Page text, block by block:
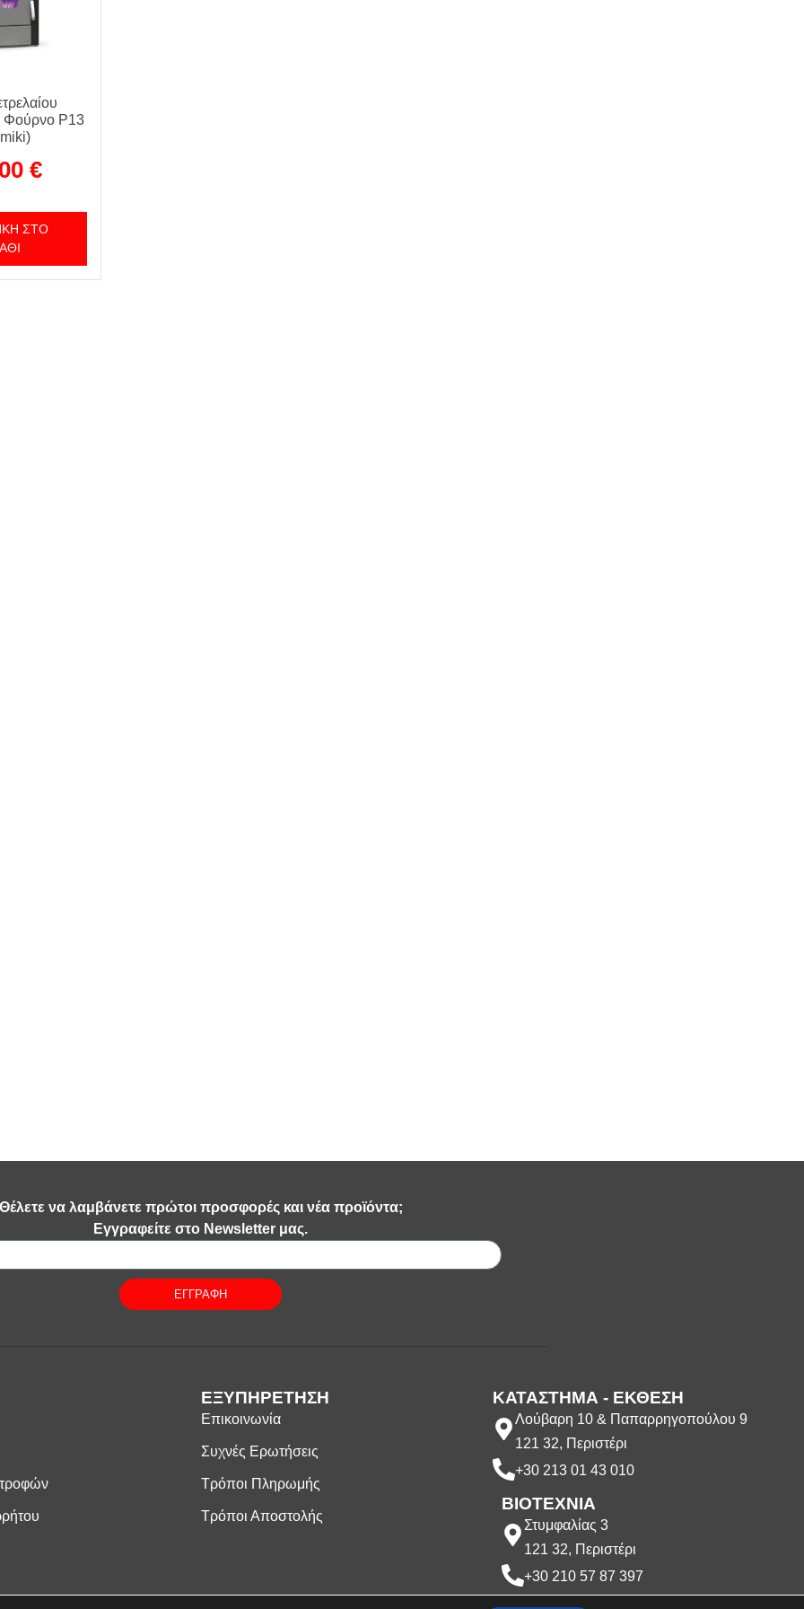
Φούρνο P13
€
ΣΤΟ
Θέλετε να λαμβάνετε πρώτοι προσφορές και νέα προϊόντα;
Εγγραφείτε στο Newsletter μας.
ΕΓΓΡΑΦΗ
ΕΞΥΠΗΡΕΤΗΣΗ
Επικοινωνία
Συχνές Ερωτήσεις
Τρόποι Πληρωμής
Τρόποι Αποστολής
ΚΑΤΑΣΤΗΜΑ - ΕΚΘΕΣΗ
Λούβαρη 10 & Παπαρρηγοπούλου 9
121 32, Περιστέρι
+30 213 01 43 010
ΒΙΟΤΕΧΝΙΑ
Στυμφαλίας 3
121 32, Περιστέρι
+30 210 57 87 397